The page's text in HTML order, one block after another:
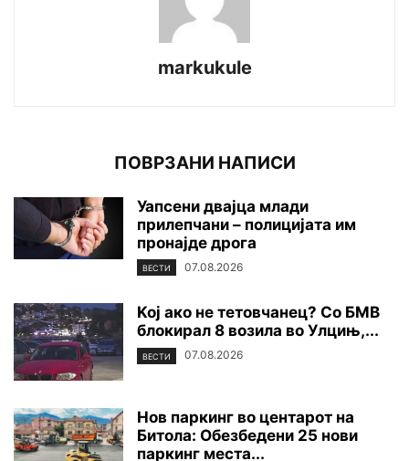
markukule
ПОВРЗАНИ НАПИСИ
Уапсени двајца млади
прилепчани – полицијата им
пронајде дpoга
ВЕСТИ 07.08.2026
Koj ако не тетовчанец? Со БМВ
блокирал 8 возила во Улцињ,...
ВЕСТИ 07.08.2026
Нов паркинг во центарот на
Битола: Обезбедени 25 нови
паркинг места...